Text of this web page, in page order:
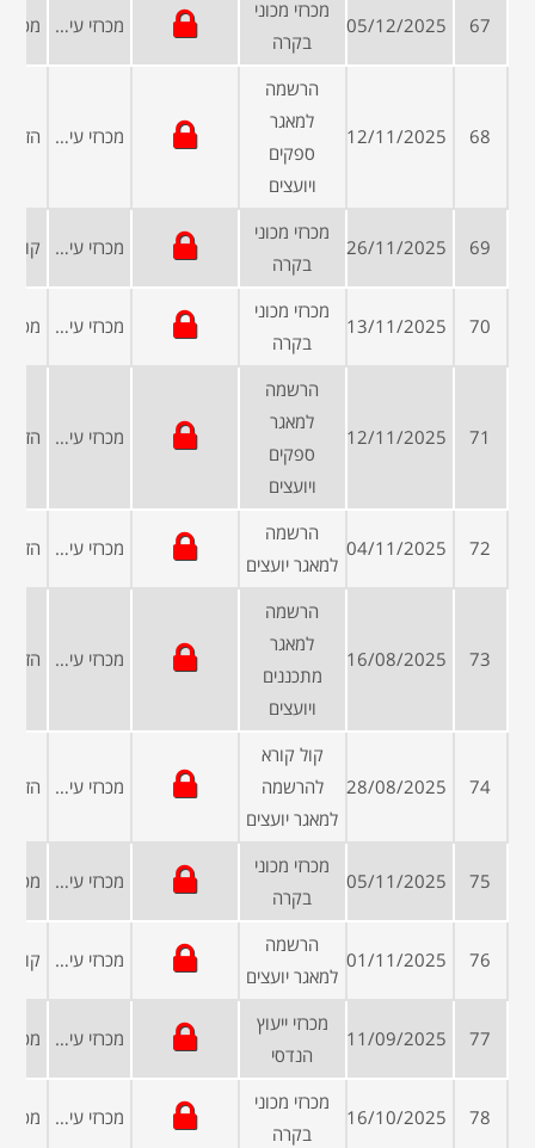
67
05/12/2025
מכרזי מכוני
בקרה
מכרזי עיריות ומועצות
68
12/11/2025
הרשמה
למאגר
ספקים
ויועצים
מכרזי עיריות ומועצות
69
26/11/2025
מכרזי מכוני
בקרה
מכרזי עיריות ומועצות
70
13/11/2025
מכרזי מכוני
בקרה
מכרזי עיריות ומועצות
71
12/11/2025
הרשמה
למאגר
ספקים
ויועצים
מכרזי עיריות ומועצות
72
04/11/2025
הרשמה
למאגר יועצים
מכרזי עיריות ומועצות
73
16/08/2025
הרשמה
למאגר
מתכננים
ויועצים
מכרזי עיריות ומועצות
74
28/08/2025
קול קורא
להרשמה
למאגר יועצים
מכרזי עיריות ומועצות
75
05/11/2025
מכרזי מכוני
בקרה
מכרזי עיריות ומועצות
76
01/11/2025
הרשמה
למאגר יועצים
מכרזי עיריות ומועצות
77
11/09/2025
מכרזי ייעוץ
הנדסי
מכרזי עיריות ומועצות
78
16/10/2025
מכרזי מכוני
בקרה
מכרזי עיריות ומועצות